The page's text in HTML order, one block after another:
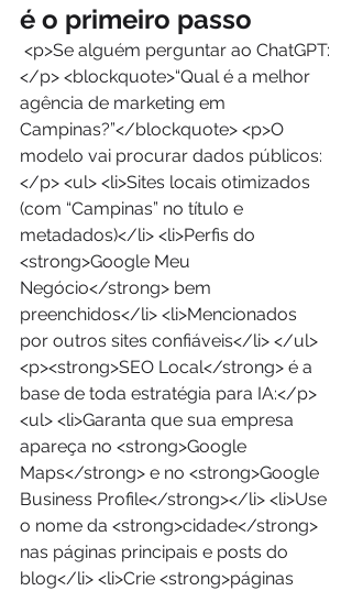
é o primeiro passo
</p> <blockquote>“Qual é a melhor
agência de marketing em
Campinas?”</blockquote> <p>O
modelo vai procurar dados públicos:
</p> <ul> <li>Sites locais otimizados
(com “Campinas” no título e
metadados)</li> <li>Perfis do
<strong>Google Meu
Negócio</strong> bem
preenchidos</li> <li>Mencionados
por outros sites confiáveis</li> </ul>
<p><strong>SEO Local</strong> é a
base de toda estratégia para IA:</p>
<ul> <li>Garanta que sua empresa
apareça no <strong>Google
Maps</strong> e no <strong>Google
Business Profile</strong></li> <li>Use
o nome da <strong>cidade</strong>
nas páginas principais e posts do
blog</li> <li>Crie <strong>páginas